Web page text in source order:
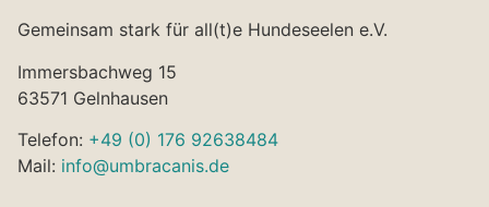
Gemeinsam stark für all(t)e Hundeseelen e.V.
Immersbachweg 15
63571 Gelnhausen
Telefon: +49 (0) 176 92638484
Mail: info@umbracanis.de